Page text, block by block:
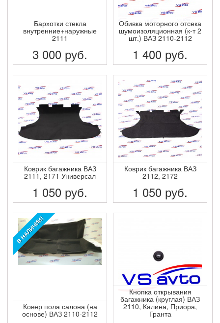
Бархотки стекла
внутренние+наружные
2111
3 000 руб.
ПОДРОБНЕЕ
Обивка моторного отсека
шумоизоляционная (к-т 2
шт.) ВАЗ 2110-2112
1 400 руб.
ПОДРОБНЕЕ
Коврик багажника ВАЗ
2111, 2171 Универсал
1 050 руб.
ПОДРОБНЕЕ
Коврик багажника ВАЗ
2112, 2172
1 050 руб.
ПОДРОБНЕЕ
В НАЛИЧИИ!
Ковер пола салона (на
основе) ВАЗ 2110-2112
Кнопка открывания
багажника (круглая) ВАЗ
2110, Калина, Приора,
Гранта